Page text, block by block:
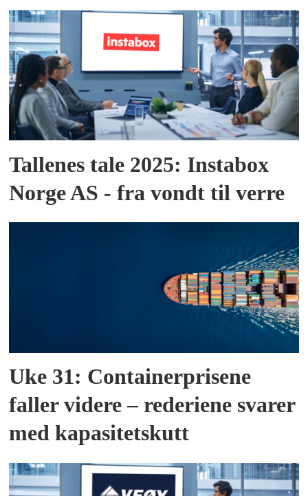
Tallenes tale 2025: Instabox
Norge AS - fra vondt til verre
Uke 31: Containerprisene
faller videre – rederiene svarer
med kapasitetskutt